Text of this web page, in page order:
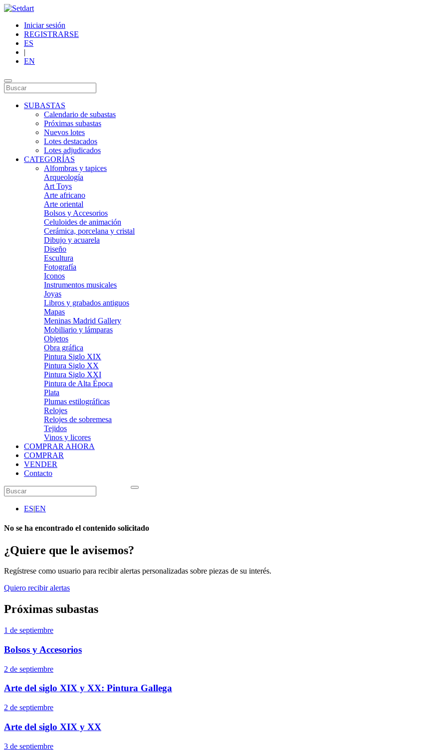
Iniciar sesión
REGISTRARSE
ES
|
EN
SUBASTAS
Calendario de subastas
Próximas subastas
Nuevos lotes
Lotes destacados
Lotes adjudicados
CATEGORÍAS
Alfombras y tapices
Arqueología
Art Toys
Arte africano
Arte oriental
Bolsos y Accesorios
Celuloides de animación
Cerámica, porcelana y cristal
Dibujo y acuarela
Diseño
Escultura
Fotografía
Iconos
Instrumentos musicales
Joyas
Libros y grabados antiguos
Mapas
Meninas Madrid Gallery
Mobiliario y lámparas
Objetos
Obra gráfica
Pintura Siglo XIX
Pintura Siglo XX
Pintura Siglo XXI
Pintura de Alta Época
Plata
Plumas estilográficas
Relojes
Relojes de sobremesa
Tejidos
Vinos y licores
COMPRAR AHORA
COMPRAR
VENDER
Contacto
ES|EN
No se ha encontrado el contenido solicitado
¿Quiere que le avisemos?
Regístrese como usuario para recibir alertas personalizadas sobre piezas de su interés.
Quiero recibir alertas
Próximas subastas
1 de septiembre
Bolsos y Accesorios
2 de septiembre
Arte del siglo XIX y XX: Pintura Gallega
2 de septiembre
Arte del siglo XIX y XX
3 de septiembre